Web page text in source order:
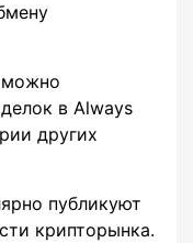
можно
в Always
других
публикуют
крипторынка.